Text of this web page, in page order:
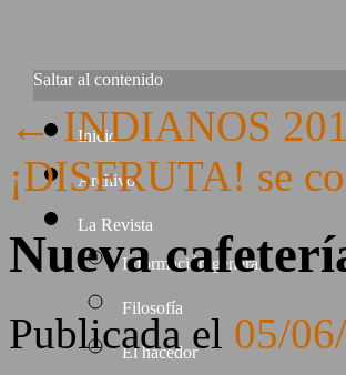
Saltar al contenido
Inicio
Archivo
La Revista
Información general
Filosofía
El hacedor
←INDIANOS
¡DISFRUTA! se
Nueva
Publicada el 05/